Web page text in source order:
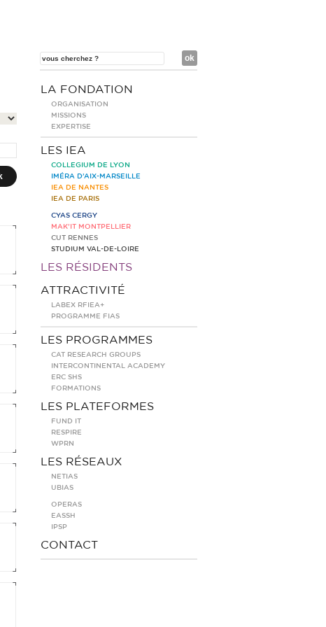
LA FONDATION
ORGANISATION
MISSIONS
EXPERTISE
LES IEA
COLLEGIUM DE LYON
IMÉRA D’AIX-MARSEILLE
IEA DE NANTES
IEA DE PARIS
CYAS CERGY
MAK’IT MONTPELLIER
CUT RENNES
STUDIUM VAL-DE-LOIRE
LES RÉSIDENTS
ATTRACTIVITÉ
LABEX RFIEA+
PROGRAMME FIAS
LES PROGRAMMES
CAT RESEARCH GROUPS
INTERCONTINENTAL ACADEMY
ERC SHS
FORMATIONS
LES PLATEFORMES
FUND IT
RESPIRE
WPRN
LES RÉSEAUX
NETIAS
UBIAS
OPERAS
EASSH
IPSP
CONTACT